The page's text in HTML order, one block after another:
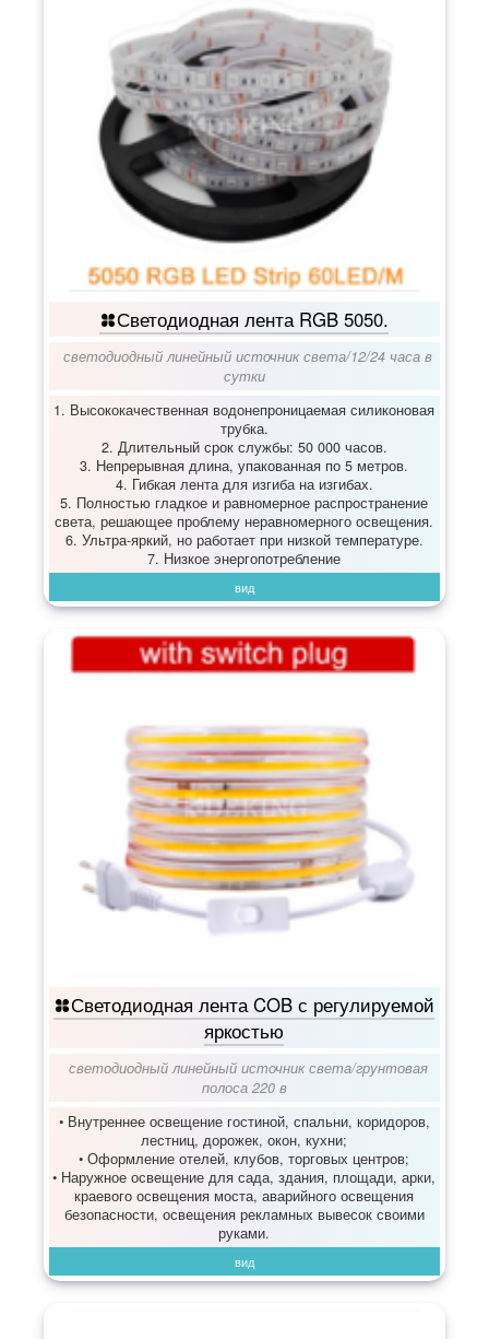
Светодиодная лента RGB 5050.
светодиодный линейный источник света/12/24 часа в
сутки
1. Высококачественная водонепроницаемая силиконовая
трубка.
2. Длительный срок службы: 50 000 часов.
3. Непрерывная длина, упакованная по 5 метров.
4. Гибкая лента для изгиба на изгибах.
5. Полностью гладкое и равномерное распространение
света, решающее проблему неравномерного освещения.
6. Ультра-яркий, но работает при низкой температуре.
7. Низкое энергопотребление
вид
Светодиодная лента COB с регулируемой
яркостью
светодиодный линейный источник света/грунтовая
полоса 220 в
• Внутреннее освещение гостиной, спальни, коридоров,
лестниц, дорожек, окон, кухни;
• Оформление отелей, клубов, торговых центров;
• Наружное освещение для сада, здания, площади, арки,
краевого освещения моста, аварийного освещения
безопасности, освещения рекламных вывесок своими
руками.
вид